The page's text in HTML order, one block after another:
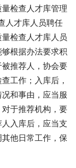
检查人才库管理
人才库人员聘任
检查人才库人员
根据办法要求积
推荐人，协会要
工作；入库后，
和事由，应当服
于推荐机构，要
入库后，应当支
他日常工作，保